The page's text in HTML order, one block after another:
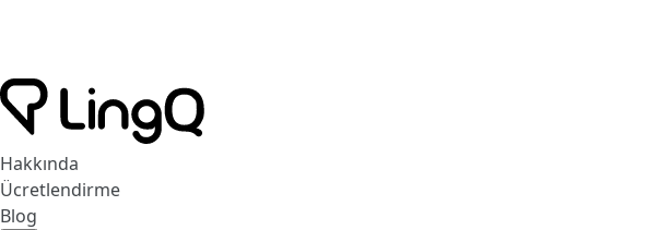
Hakkında
Ücretlendirme
Blog